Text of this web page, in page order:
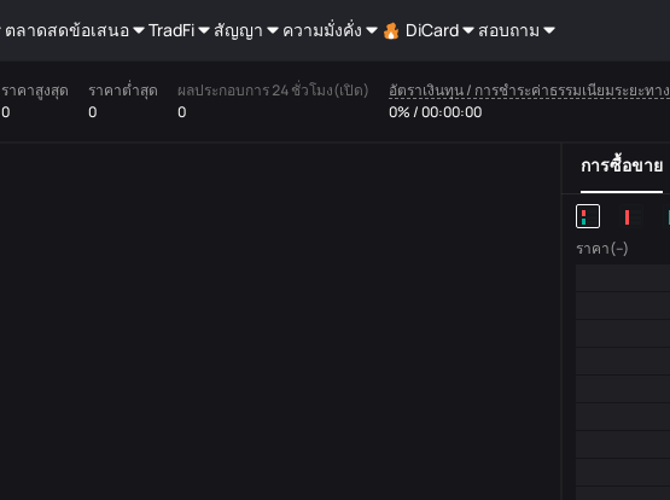
ตลาดสดข้อเสนอ TradFi สัญญา ความมั่งคั่ง DiCard สอบถาม
ราคาสูงสุด
0
ราคาต่ำสุด
0
ผลประกอบการ 24 ชั่วโมง(เปิด)
0
อัตราเงินทุน / การชำระค่าธรรมเนียมระยะทาง
0% / 00:00:00
การซื้อขาย
ราคา(--)